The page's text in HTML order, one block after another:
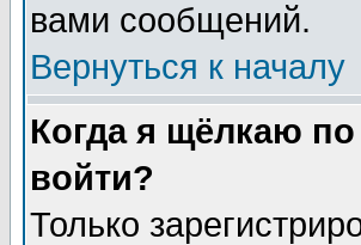
вами сообщений.
Вернуться к началу
Когда я щёлкаю
войти?
Только